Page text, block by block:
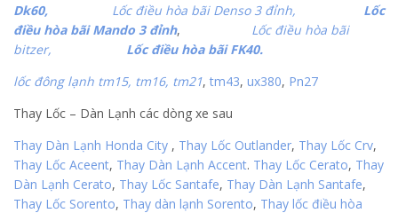
Dk60,
Lốc điều hòa bãi Denso 3 đỉnh,
Lốc
điều hòa bãi Mando 3 đỉnh, Lốc điều hòa bãi
bitzer,
Lốc điều hòa bãi FK40.
lốc đông lạnh tm15, tm16, tm21, tm43, ux380, Pn27
Thay Lốc – Dàn Lạnh các dòng xe sau
Thay Dàn Lạnh Honda City , Thay Lốc Outlander, Thay Lốc Crv,
Thay Lốc Aceent, Thay Dàn Lạnh Accent. Thay Lốc Cerato, Thay
Dàn Lạnh Cerato, Thay Lốc Santafe, Thay Dàn Lạnh Santafe,
Thay Lốc Sorento, Thay dàn lạnh Sorento, Thay lốc điều hòa